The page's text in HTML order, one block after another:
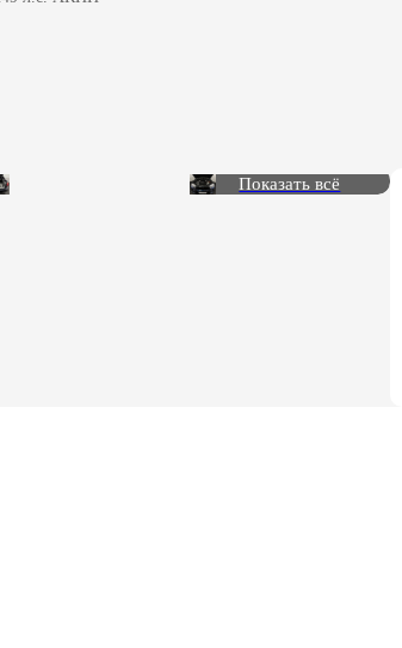
Показать всё